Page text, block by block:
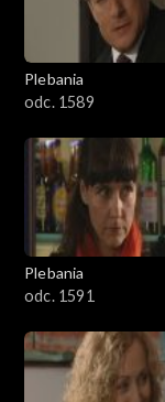
Plebania
odc. 1589
Plebania
odc. 1591